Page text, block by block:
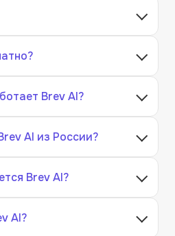
Brev AI?
AI из России?
Brev AI?
AI?